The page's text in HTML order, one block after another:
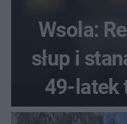
Wsola:
słup i
49-latek